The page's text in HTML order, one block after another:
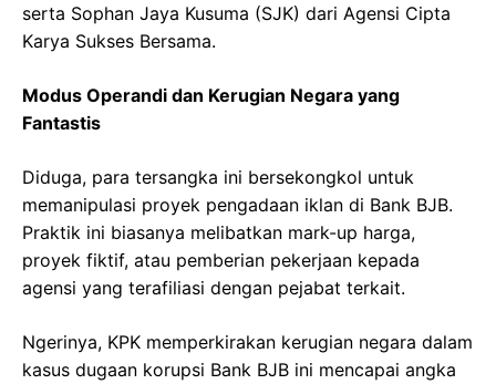
serta Sophan Jaya Kusuma (SJK) dari Agensi Cipta
Karya Sukses Bersama.
Modus Operandi dan Kerugian Negara yang
Fantastis
Diduga, para tersangka ini bersekongkol untuk
memanipulasi proyek pengadaan iklan di Bank BJB.
Praktik ini biasanya melibatkan mark-up harga,
proyek fiktif, atau pemberian pekerjaan kepada
agensi yang terafiliasi dengan pejabat terkait.
Ngerinya, KPK memperkirakan kerugian negara dalam
kasus dugaan korupsi Bank BJB ini mencapai angka